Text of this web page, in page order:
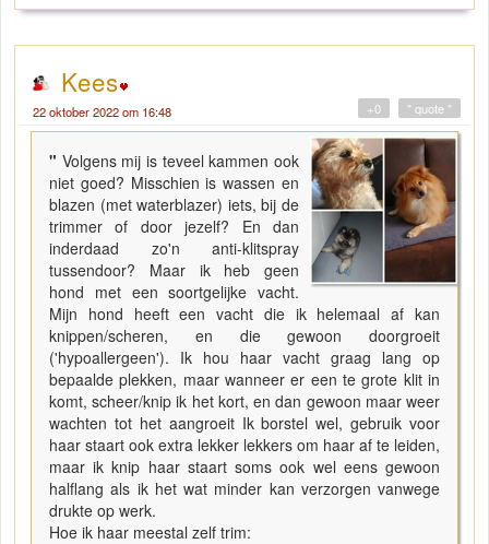
Kees
22 oktober 2022 om 16:48 " quote "
+0
" Volgens mij is teveel kammen ook
niet goed? Misschien is wassen en
blazen (met waterblazer) iets, bij de
trimmer of door jezelf? En dan
inderdaad zo'n anti-klitspray
tussendoor? Maar ik heb geen
hond met een soortgelijke vacht.
Mijn hond heeft een vacht die ik helemaal af kan
knippen/scheren, en die gewoon doorgroeit
('hypoallergeen'). Ik hou haar vacht graag lang op
bepaalde plekken, maar wanneer er een te grote klit in
komt, scheer/knip ik het kort, en dan gewoon maar weer
wachten tot het aangroeit Ik borstel wel, gebruik voor
haar staart ook extra lekker lekkers om haar af te leiden,
maar ik knip haar staart soms ook wel eens gewoon
halflang als ik het wat minder kan verzorgen vanwege
drukte op werk.
Hoe ik haar meestal zelf trim: